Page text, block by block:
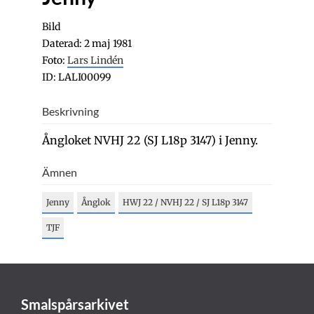
Bild
Daterad: 2 maj 1981
Foto: Lars Lindén
ID: LALI00099
Beskrivning
Ångloket NVHJ 22 (SJ L18p 3147) i Jenny.
Ämnen
Jenny Ånglok HWJ 22 / NVHJ 22 / SJ L18p 3147
TJF
Smalspårsarkivet